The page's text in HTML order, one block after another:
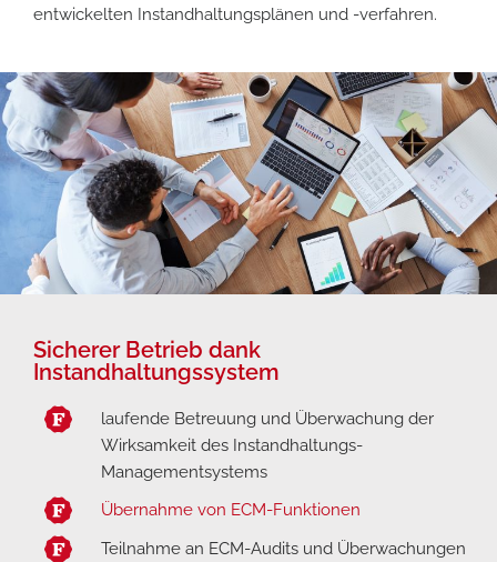
entwickelten Instandhaltungsplänen und -verfahren.
Sicherer Betrieb dank
Instandhaltungssystem
laufende Betreuung und Überwachung der
Wirksamkeit des Instandhaltungs-
Managementsystems
Übernahme von ECM-Funktionen
Teilnahme an ECM-Audits und Überwachungen